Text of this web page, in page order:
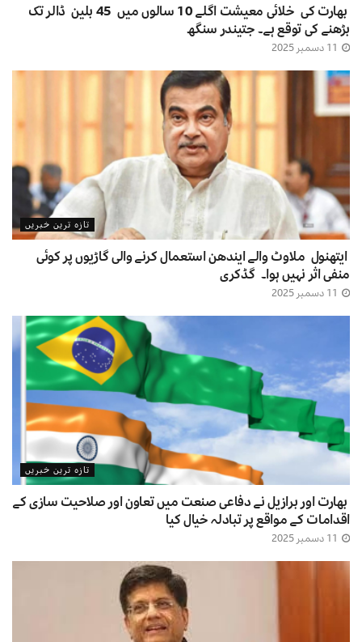
بھارت کی خلائی معیشت اگلے 10 سالوں میں 45 بلین ڈالر تک
بڑھنے کی توقع ہے۔ جتیندر سنگھ
تازہ ترین خبریں
ایتھنول ملاوٹ والے ایندھن استعمال کرنے والی گاڑیوں پر کوئی
منفی اثر نہیں ہوا۔ گڈکری
تازہ ترین خبریں
بھارت اور برازیل نے دفاعی صنعت میں تعاون اور صلاحیت سازی کے
اقدامات کے مواقع پر تبادلہ خیال کیا